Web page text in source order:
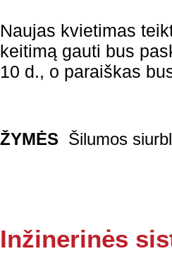
Naujas kvietimas
keitimą gauti bus
10 d., o paraiškas
ŽYMĖS Šilumos
Inžinerinės